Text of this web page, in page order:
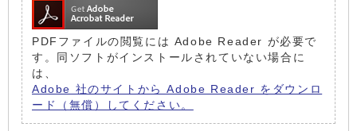
PDFファイルの閲覧には Adobe Reader が必要で
す。同ソフトがインストールされていない場合に
は、
Adobe 社のサイトから Adobe Reader をダウンロ
ード（無償）してください。